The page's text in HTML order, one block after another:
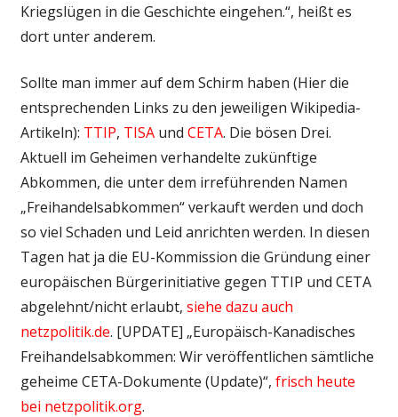
Kriegslügen in die Geschichte eingehen.“, heißt es
dort unter anderem.
Sollte man immer auf dem Schirm haben (Hier die
entsprechenden Links zu den jeweiligen Wikipedia-
Artikeln): TTIP, TISAund CETA. Die bösen Drei.
Aktuell im Geheimen verhandelte zukünftige
Abkommen, die unter dem irreführenden Namen
„Freihandelsabkommen“ verkauft werden und doch
so viel Schaden und Leid anrichten werden. In diesen
Tagen hat ja die EU-Kommission die Gründung einer
europäischen Bürgerinitiative gegen TTIP und CETA
abgelehnt/nicht erlaubt, siehe dazu auch
netzpolitik.de. [UPDATE] „Europäisch-Kanadisches
Freihandelsabkommen: Wir veröffentlichen sämtliche
geheime CETA-Dokumente (Update)“, frisch heute
bei netzpolitik.org.